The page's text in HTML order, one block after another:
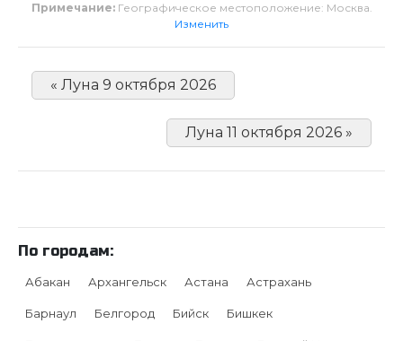
Примечание: Географическое местоположение: Москва.
Изменить
« Луна 9 октября 2026
Луна 11 октября 2026 »
По городам:
Абакан Архангельск Астана Астрахань
Барнаул Белгород Бийск Бишкек